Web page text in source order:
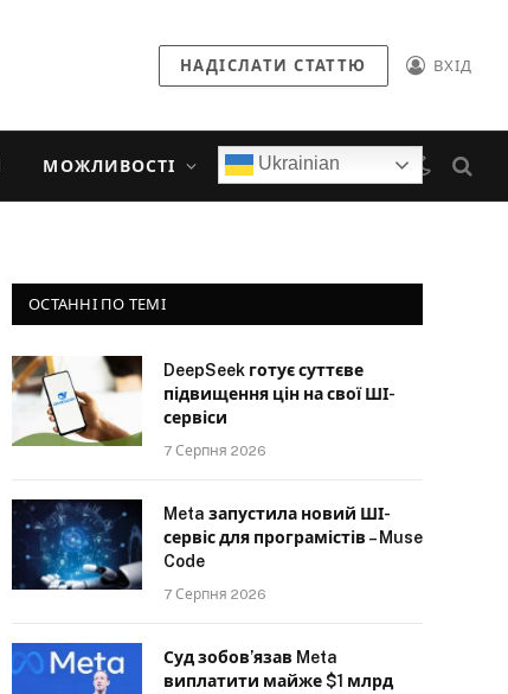
НАДІСЛАТИ СТАТТЮ ВХІД
МОЖЛИВОСТІ Ukrainian
ОСТАННІ ПО ТЕМІ
DeepSeek готує суттєве
підвищення цін на свої ШІ-
сервіси
7 Серпня 2026
Meta запустила новий ШІ-
сервіс для програмістів – Muse
Code
7 Серпня 2026
Суд зобов’язав Meta
виплатити майже $1 млрд